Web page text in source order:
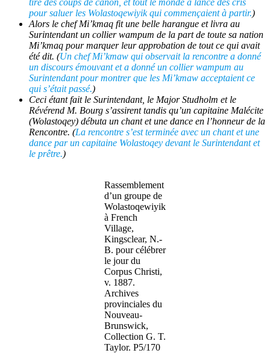
pour saluer les Wolastoqewiyikqui commençaient à partir.)
Alors le chefMi’kmaq fit une belle harangue et livra au
Surintendant un collier wampum de la part de toute sa nation
Mi’kmaq pour marquer leur approbation de tout ce qui avait
été dit. (Un chefMi’kmaw qui observait la rencontre a donné
un discours émouvant et a donné un collier wampum au
Surintendant pour montrer que les Mi’kmaw acceptaient ce
qui s’était passé.)
Ceci étant fait le Surintendant, le Major Studholm et le
Révérend M. Bourg s’assirent tandis qu’un capitaine Malécite
(Wolastoqey) débuta un chant et une dance en l’honneur de la
Rencontre. (La rencontre s’est terminée avec un chant et une
dance par un capitaine Wolastoqey devant le Surintendant et
le prêtre.)
Rassemblement
d’un groupe de
Wolastoqewiyik
à French
Village,
Kingsclear, N.-
B. pour célébrer
le jour du
Corpus Christi,
v. 1887.
Archives
provinciales du
Nouveau-
Brunswick,
Collection G. T.
Taylor. P5/170